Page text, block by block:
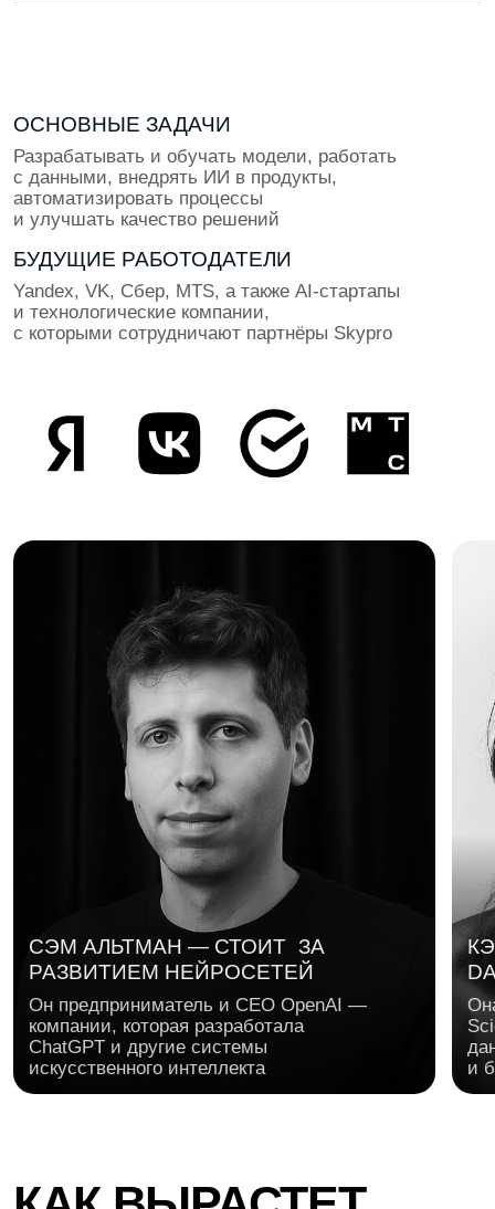
РОСТ ЗАРПЛАТ В ИИ ПО ПРОГНОЗУ SUPERJOB ОТ 2026 ГОДА
ВЫБИРАЙ ЧТО
БЛИЖЕ
СОЗДАТЕЛИ КОМПАНИЙ И СТАРТАПОВ
ГЕОРГИЙ СОЛОВЬЕВ
Предприниматель, основатель Skyeng.
Поможет прокачать предпринимательское
мышление: как находить сильную идею,
проверять гипотезы и превращать обучение
и технологии в продукт, которым хочется
пользоваться каждый день
ОСНОВАЛ SKYENG —
КРУПНУЮ EDTECH-
КОМПАНИЮ
ПОСТРОИЛ КУЛЬТУРУ:
РОСТА
ОСНОВАЛ
СЕРВИС
АНАЛИТИКИ
Основатель
мира
тайм-
энергией,